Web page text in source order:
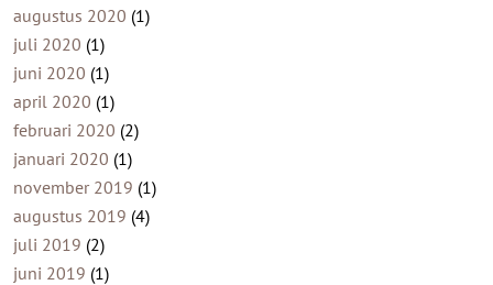
augustus 2020 (1)
juli 2020 (1)
juni 2020 (1)
april 2020 (1)
februari 2020 (2)
januari 2020 (1)
november 2019 (1)
augustus 2019 (4)
juli 2019 (2)
juni 2019 (1)